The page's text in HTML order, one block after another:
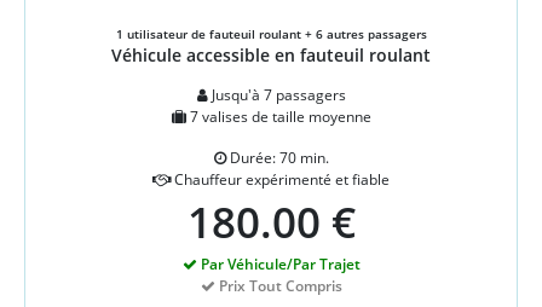
1 utilisateur de fauteuil roulant + 6 autres passagers
Véhicule accessible en fauteuil roulant
Jusqu'à 7 passagers
7 valises de taille moyenne
Durée: 70 min.
Chauffeur expérimenté et fiable
180.00 €
Par Véhicule/Par Trajet
Prix Tout Compris